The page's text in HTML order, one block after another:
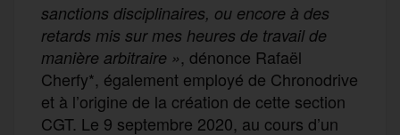
sanctions disciplinaires, ou encore à des
retards mis sur mes heures de travail de
manière arbitraire », dénonce Rafaël
Cherfy*, également employé de Chronodrive
et à l’origine de la création de cette section
CGT. Le 9 septembre 2020, au cours d’un